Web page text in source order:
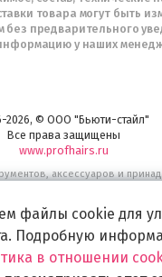
товара могут быть
без предварительного
у наших
2026, © ООО "Бьюти-стайл"
Все права защищены
www.profhairs.ru
аксессуаров и
файлы cookie для
Подробную
в отношении